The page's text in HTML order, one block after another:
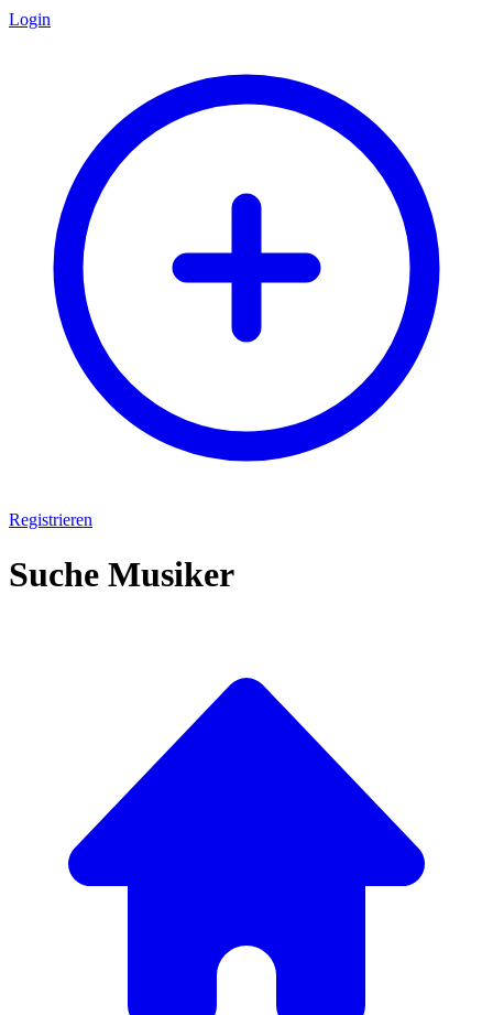
Login
Registrieren
Suche Musiker